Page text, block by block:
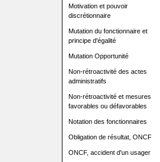
Motivation et pouvoir
discrétionnaire
Mutation du fonctionnaire et
principe d'égalité
Mutation Opportunité
Non-rétroactivité des actes
administratifs
Non-rétroactivité et mesures
favorables ou défavorables
Notation des fonctionnaires
Obligation de résultat, ONCF
ONCF, accident d'un usager